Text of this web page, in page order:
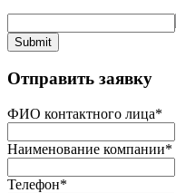
Submit
Отправить заявку
ФИО контактного лица*
Наименование компании*
Телефон*